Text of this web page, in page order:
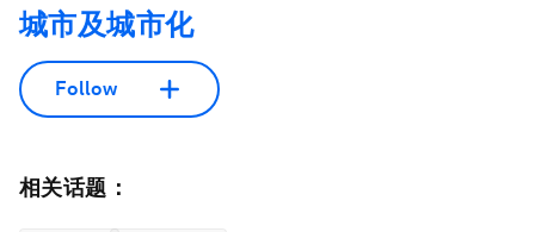
城市及城市化
Follow
相关话题：